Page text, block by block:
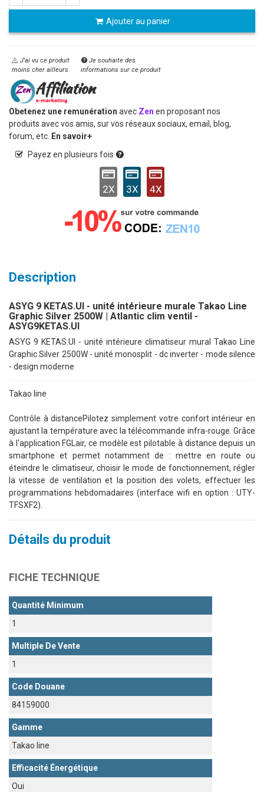
Ajouter au panier
J'ai vu ce produit
moins cher ailleurs
Je souhaite des
informations sur ce produit
Obetenez une remunération avec Zen en proposant nos
produits avec vos amis, sur vos réseaux sociaux, email, blog,
forum, etc. En savoir+
Payez en plusieurs fois
2X 3X 4X
Description
ASYG 9 KETAS.UI - unité intérieure murale Takao Line
Graphic Silver 2500W | Atlantic clim ventil -
ASYG9KETAS.UI
ASYG 9 KETAS.UI - unité intérieure climatiseur mural Takao Line
Graphic Silver 2500W - unité monosplit - dc inverter - mode silence
- design moderne
Takao line
Contrôle à distancePilotez simplement votre confort intérieur en
ajustant la température avec la télécommande infra-rouge. Grâce
à l'application FGLair, ce modèle est pilotable à distance depuis un
smartphone et permet notamment de : mettre en route ou
éteindre le climatiseur, choisir le mode de fonctionnement, régler
la vitesse de ventilation et la position des volets, effectuer les
programmations hebdomadaires (interface wifi en option : UTY-
TFSXF2).
Détails du produit
FICHE TECHNIQUE
Quantité Minimum
1
Multiple De Vente
1
Code Douane
84159000
Gamme
Takao line
Efficacité Énergétique
Oui